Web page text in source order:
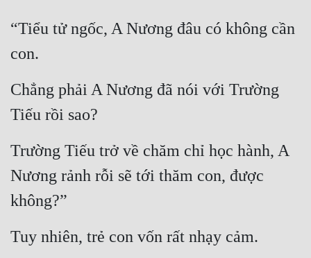
Làm Giàu
Mưu Mô
Mạt Thế
Mỹ Thực
Ngôn Tình
Ngược
Nữ Cường
“Tiểu tử ngốc, A Nương đâu có không cần
con.
Chẳng phải A Nương đã nói với Trường
Tiếu rồi sao?
Trường Tiếu trở về chăm chỉ học hành, A
Nương rảnh rỗi sẽ tới thăm con, được
không?”
Tuy nhiên, trẻ con vốn rất nhạy cảm.